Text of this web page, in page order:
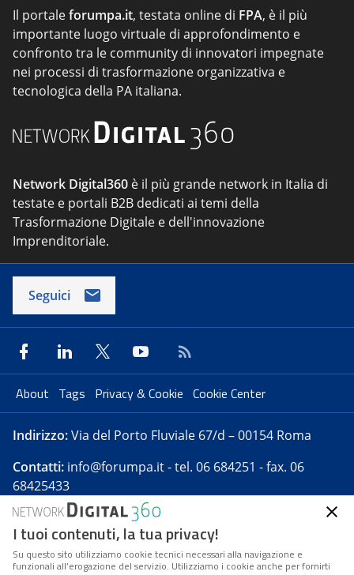
Il portaleforumpa.it, testata online di FPA, è il più
importante luogo virtuale di approfondimento e
confronto tra le community di innovatori impegnate
nei processi di trasformazione organizzativa e
tecnologica della PA italiana.
Network Digital360 è il più grande network in Italia di
testate e portali B2B dedicati ai temi della
Trasformazione Digitale e dell'innovazione
Imprenditoriale.
Seguici
About Tags Privacy & Cookie Cookie Center
Indirizzo:Via del Porto Fluviale 67/d – 00154 Roma
Contatti: info@forumpa.it- tel. 06 684251 - fax. 06
68425433
Forumpa.itè una pubblicazione telematica iscritta
presso Registro della stampa del Tribunale di Roma -
Reg. n. 182 del 2 maggio 2008 - Direttore resp. Michela
I tuoi contenuti, la tua privacy!
Su questo sito utilizziamo cookie tecnici necessari alla navigazione e
funzionali all’erogazione del servizio. Utilizziamo i cookie anche per fornirti